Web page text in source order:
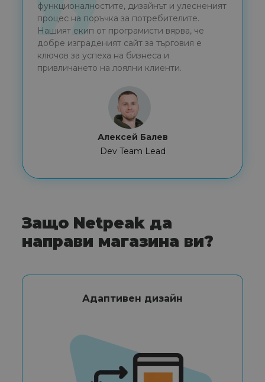
функционалностите, дизайнът и улесненият
процес на поръчка за потребителите.
Нашият екип от програмисти вярва, че
добре изграденият сайт за търговия е
ключов за успеха на бизнеса и
привличането на лоялни клиенти.
Алексей Балев
Dev Team Lead
Защо Netpeak да
направи магазина ви?
Адаптивен дизайн